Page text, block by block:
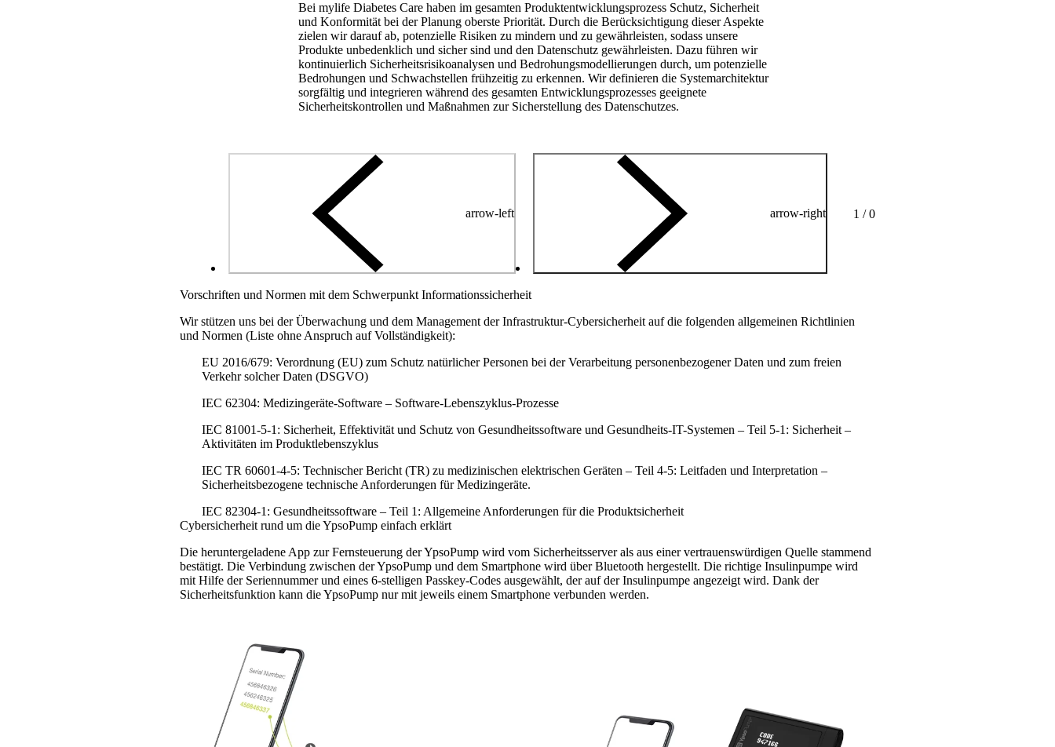
Bei mylife Diabetes Care haben im gesamten Produktentwicklungsprozess Schutz, Sicherheit
und Konformität bei der Planung oberste Priorität. Durch die Berücksichtigung dieser Aspekte
zielen wir darauf ab, potenzielle Risiken zu mindern und zu gewährleisten, sodass unsere
Produkte unbedenklich und sicher sind und den Datenschutz gewährleisten. Dazu führen wir
kontinuierlich Sicherheitsrisikoanalysen und Bedrohungsmodellierungen durch, um potenzielle
Bedrohungen und Schwachstellen frühzeitig zu erkennen. Wir definieren die Systemarchitektur
sorgfältig und integrieren während des gesamten Entwicklungsprozesses geeignete
Sicherheitskontrollen und Maßnahmen zur Sicherstellung des Datenschutzes.
arrow-left arrow-right 1 / 0
Vorschriften und Normen mit dem Schwerpunkt Informationssicherheit
Wir stützen uns bei der Überwachung und dem Management der Infrastruktur-Cybersicherheit auf die folgenden allgemeinen Richtlinien
und Normen (Liste ohne Anspruch auf Vollständigkeit):
EU 2016/679: Verordnung (EU) zum Schutz natürlicher Personen bei der Verarbeitung personenbezogener Daten und zum freien
Verkehr solcher Daten (DSGVO)
IEC 62304: Medizingeräte-Software – Software-Lebenszyklus-Prozesse
IEC 81001-5-1: Sicherheit, Effektivität und Schutz von Gesundheitssoftware und Gesundheits-IT-Systemen – Teil 5-1: Sicherheit –
Aktivitäten im Produktlebenszyklus
IEC TR 60601-4-5: Technischer Bericht (TR) zu medizinischen elektrischen Geräten – Teil 4-5: Leitfaden und Interpretation –
Sicherheitsbezogene technische Anforderungen für Medizingeräte.
IEC 82304-1: Gesundheitssoftware – Teil 1: Allgemeine Anforderungen für die Produktsicherheit
Cybersicherheit rund um die YpsoPump einfach erklärt
Die heruntergeladene App zur Fernsteuerung der YpsoPump wird vom Sicherheitsserver als aus einer vertrauenswürdigen Quelle stammend
bestätigt. Die Verbindung zwischen der YpsoPump und dem Smartphone wird über Bluetooth hergestellt. Die richtige Insulinpumpe wird
mit Hilfe der Seriennummer und eines 6-stelligen Passkey-Codes ausgewählt, der auf der Insulinpumpe angezeigt wird. Dank der
Sicherheitsfunktion kann die YpsoPump nur mit jeweils einem Smartphone verbunden werden.